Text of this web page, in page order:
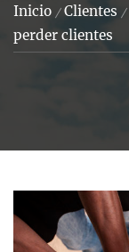
Inicio Clientes
perder clientes